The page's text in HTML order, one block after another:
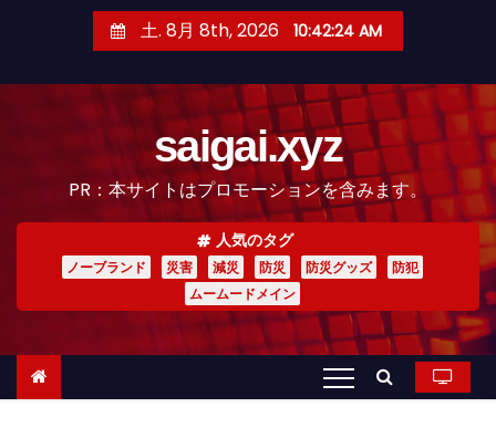
土. 8月 8th, 2026 10:42:25 AM
saigai.xyz
PR：本サイトはプロモーションを含みます。
人気のタグ
ノーブランド 災害 減災 防災 防災グッズ
防犯
ムームードメイン